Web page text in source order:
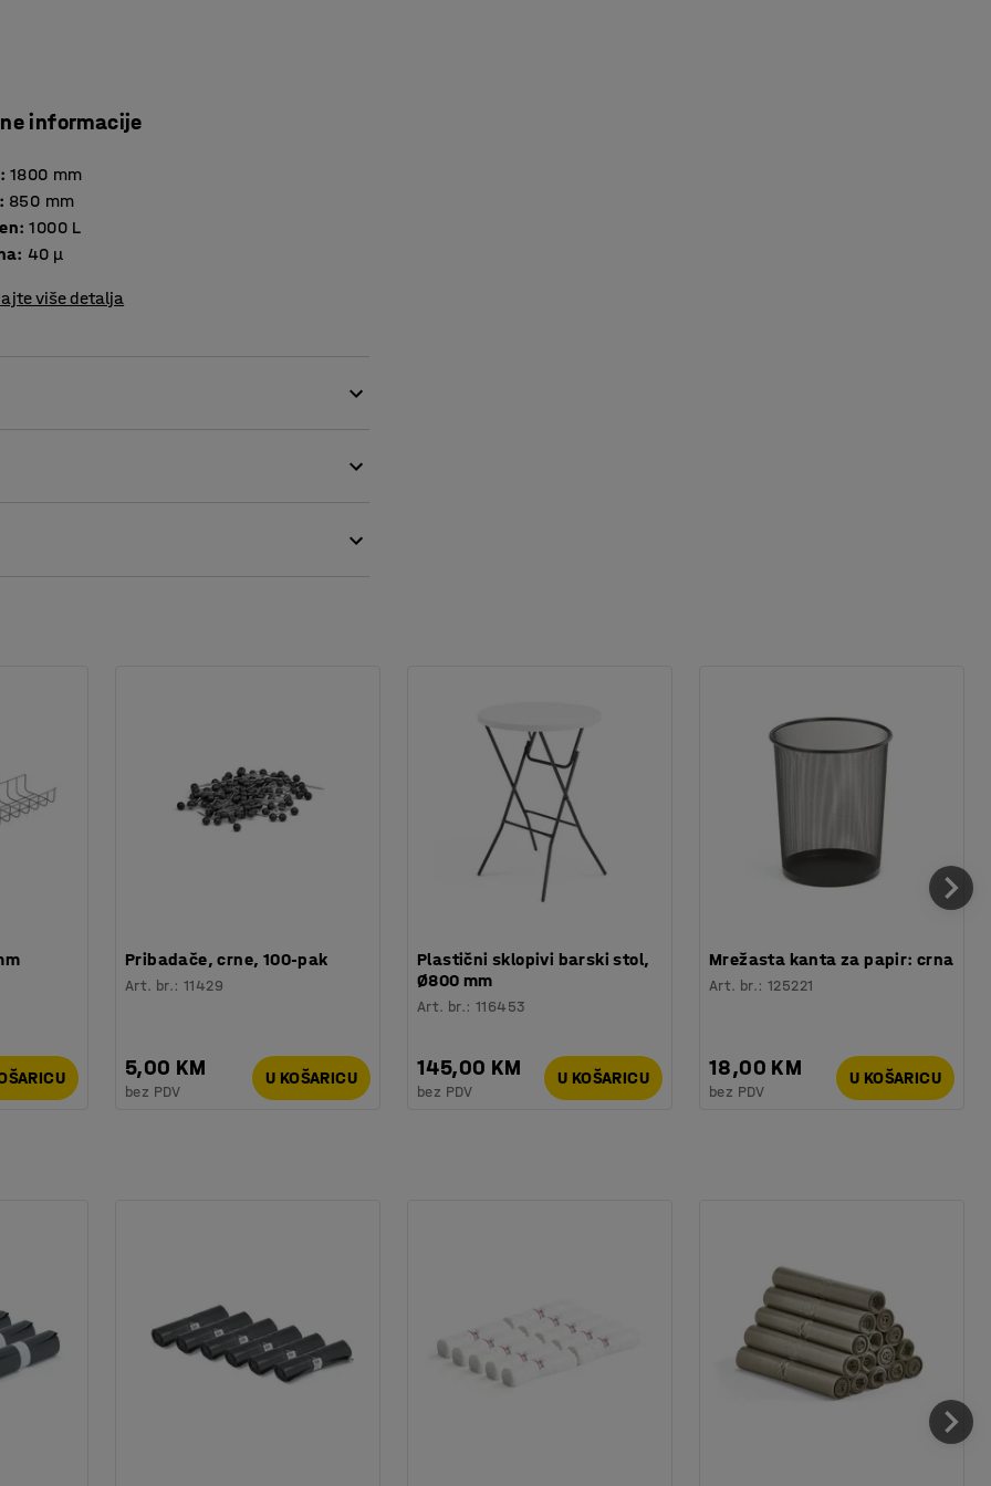
informacije
: 1800 mm
: 850 mm
: 1000 L
: 40 μ
više detalja
plastiku i papir. Vreće su izrađene od
Pribadače, crne, 100-pak
Art. br.:11429
5,00 KM
bez PDV
U KOŠARICU
Plastični sklopivi barski stol,
Ø800 mm
Art. br.:116453
145,00 KM
bez PDV
U KOŠARICU
Mrežasta kanta za papir: crna
Art. br.:125221
18,00 KM
bez PDV
U KOŠARICU